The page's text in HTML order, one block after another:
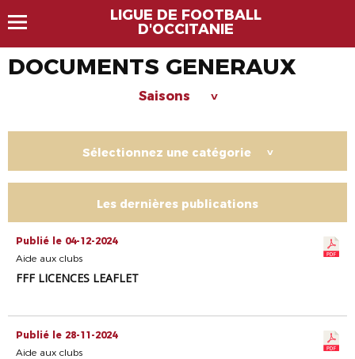
LIGUE DE FOOTBALL
D'OCCITANIE
DOCUMENTS GENERAUX
Saisons >
Sélectionnez une catégorie >
Les dernières publications
Publié le 04-12-2024
Aide aux clubs
FFF LICENCES LEAFLET
Publié le 28-11-2024
Aide aux clubs